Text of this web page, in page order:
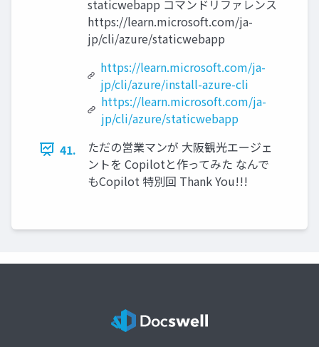
staticwebapp コマンドリファレンス
https://learn.microsoft.com/ja-
jp/cli/azure/staticwebapp
https://learn.microsoft.com/ja-
jp/cli/azure/install-azure-cli
https://learn.microsoft.com/ja-
jp/cli/azure/staticwebapp
41.
ただの営業マンが 大阪観光エージェ
ントを Copilotと作ってみた なんで
もCopilot 特別回 Thank You!!!